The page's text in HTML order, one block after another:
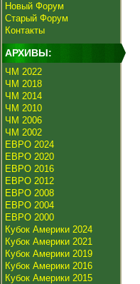
Новый Форум
Старый Форум
Контакты
АРХИВЫ:
ЧМ 2022
ЧМ 2018
ЧМ 2014
ЧМ 2010
ЧМ 2006
ЧМ 2002
ЕВРО 2024
ЕВРО 2020
ЕВРО 2016
ЕВРО 2012
ЕВРО 2008
ЕВРО 2004
ЕВРО 2000
Кубок Америки 2024
Кубок Америки 2021
Кубок Америки 2019
Кубок Америки 2016
Кубок Америки 2015